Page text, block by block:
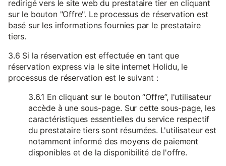
redirigé vers le site web du prestataire tier en cliquant
sur le bouton "Offre". Le processus de réservation est
basé sur les informations fournies par le prestataire
tiers.
3.6 Si la réservation est effectuée en tant que
réservation express via le site internet Holidu, le
processus de réservation est le suivant :
3.6.1 En cliquant sur le bouton “Offre”, l'utilisateur
accède à une sous-page. Sur cette sous-page, les
caractéristiques essentielles du service respectif
du prestataire tiers sont résumées. L'utilisateur est
notamment informé des moyens de paiement
disponibles et de la disponibilité de l'offre.